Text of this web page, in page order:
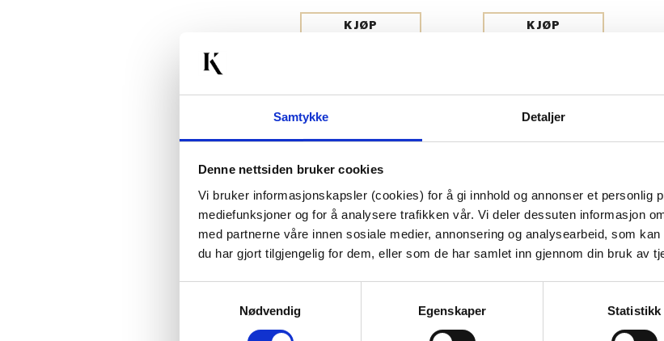
Samtykke Detaljer
Denne nettsiden bruker cookies
Vi bruker informasjonskapsler (cookies) for å gi innhold og annonser et personlig
mediefunksjoner og for å analysere trafikken vår. Vi deler dessuten informasjon
med partnerne våre innen sosiale medier, annonsering og analysearbeid, som
du har gjort tilgjengelig for dem, eller som de har samlet inn gjennom din bruk av
Nødvendig
Egenskaper Statistikk
KJØP KJØP